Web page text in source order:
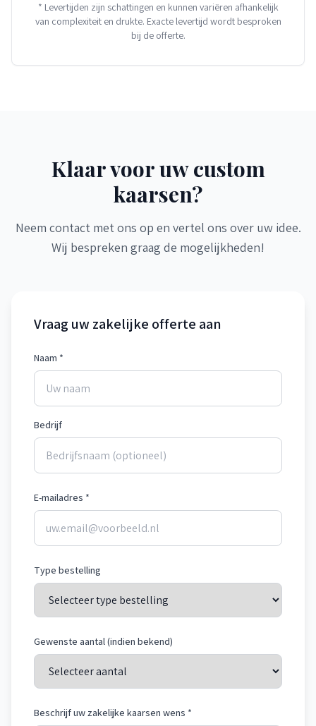
* Levertijden zijn schattingen en kunnen variëren afhankelijk
van complexiteit en drukte. Exacte levertijd wordt besproken
bij de offerte.
Klaar voor uw custom
kaarsen?
Neem contact met ons op en vertel ons over uw idee.
Wij bespreken graag de mogelijkheden!
Vraag uw zakelijke offerte aan
Naam *
Bedrijf
E-mailadres *
Type bestelling
Gewenste aantal (indien bekend)
Beschrijf uw zakelijke kaarsen wens *